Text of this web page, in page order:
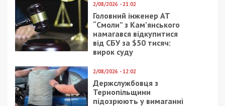
2/08/2026 - 21:02
Головний інженер АТ
“Смоли” з Кам’янського
намагався відкупитися
від СБУ за $50 тисяч:
вирок суду
2/08/2026 - 12:02
Держслужбовця з
Тернопільщини
підозрюють у вимаганні